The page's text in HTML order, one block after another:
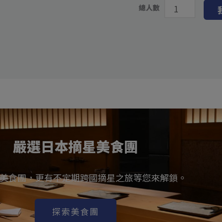
總人數
嚴選日本摘星美食團
食團，更有不定期跨國摘星之旅等您來解鎖。
探索美食團